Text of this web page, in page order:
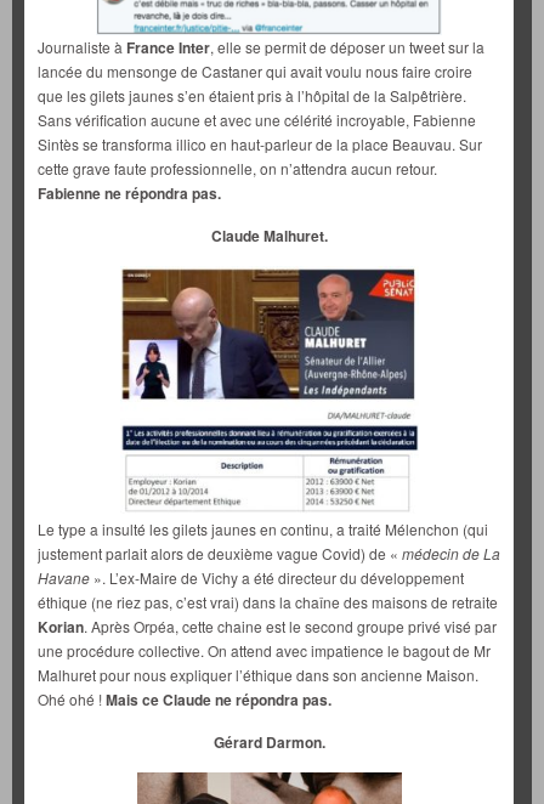
Journaliste à France Inter, elle se permit de déposer un tweet sur la
lancée du mensonge de Castaner qui avait voulu nous faire croire
que les gilets jaunes s’en étaient pris à l’hôpital de la Salpêtrière.
Sans vérification aucune et avec une célérité incroyable, Fabienne
Sintès se transforma illico en haut-parleur de la place Beauvau. Sur
cette grave faute professionnelle, on n’attendra aucun retour.
Fabienne ne répondra pas.
Claude Malhuret.
Le type a insulté les gilets jaunes en continu, a traité Mélenchon (qui
justement parlait alors de deuxième vague Covid) de « médecin de La
Havane ». L’ex-Maire de Vichy a été directeur du développement
éthique (ne riez pas, c’est vrai) dans la chaîne des maisons de retraite
Korian. Après Orpéa, cette chaine est le second groupe privé visé par
une procédure collective. On attend avec impatience le bagout de Mr
Malhuret pour nous expliquer l’éthique dans son ancienne Maison.
Ohé ohé !Mais ce Claude ne répondra pas.
Gérard Darmon.